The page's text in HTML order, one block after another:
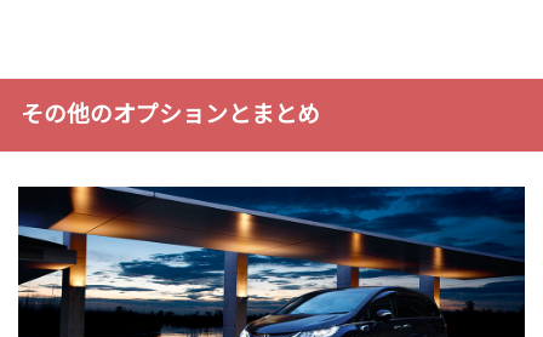
その他のオプションとまとめ